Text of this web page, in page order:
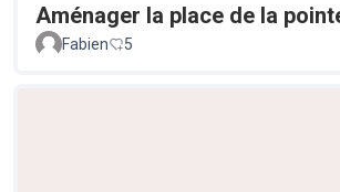
Aménager la place de la
Fabien
5